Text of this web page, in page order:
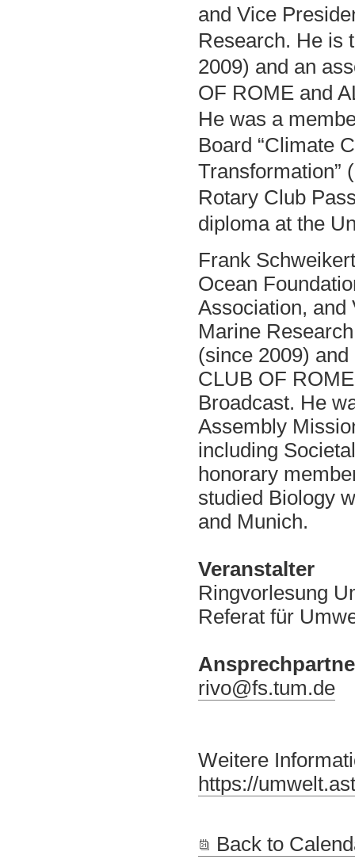
and Vice
Research. He is
2009) and an
OF ROME and
He was a
Board “Climate
Transformation”
Rotary Club
diploma at the
Frank
Ocean
Association, and
Marine
(since 2009)
CLUB OF
Broadcast. He
Assembly
including
honorary
studied Biology
and Munich.
Veranstalter
Ringvorlesung
Referat für
rivo@fs.tum.de
Weitere
https://
Back to